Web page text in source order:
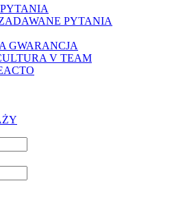
PYTANIA
GWARANCJA
V TEAM